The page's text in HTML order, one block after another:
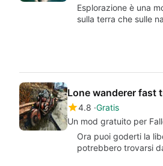
Esplorazione è una
sulla terra che sulle
Lone wanderer fast
4.8 Gratis
Un mod gratuito per
Ora puoi goderti la
potrebbero trovarsi